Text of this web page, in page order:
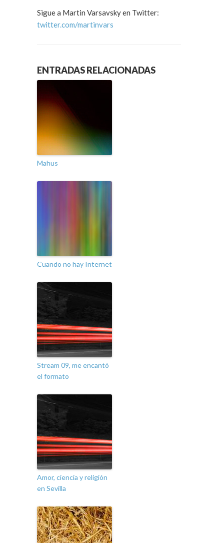
Sigue a Martin Varsavsky en Twitter:
twitter.com/martinvars
ENTRADAS RELACIONADAS
Mahus
Cuando no hay Internet
Stream 09, me encantó
el formato
Amor, ciencia y religión
en Sevilla